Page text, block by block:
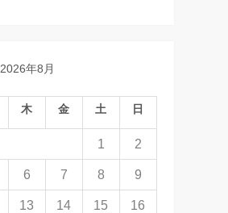
2026年8月
木 金 土 日
1 2
6 7 8 9
13 14 15 16